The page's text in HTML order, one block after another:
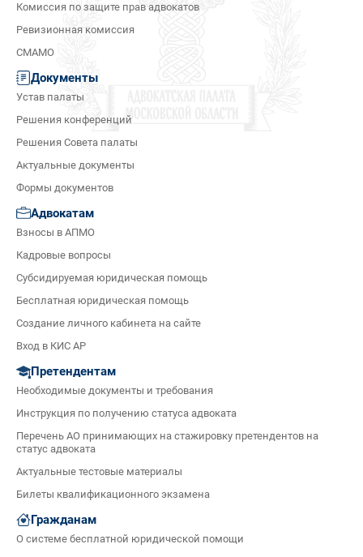
Комиссия по защите прав адвокатов
Ревизионная комиссия
СМАМО
Документы
Устав палаты
Решения конференций
Решения Совета палаты
Актуальные документы
Формы документов
Адвокатам
Взносы в АПМО
Кадровые вопросы
Субсидируемая юридическая помощь
Бесплатная юридическая помощь
Создание личного кабинета на сайте
Вход в КИС АР
Претендентам
Необходимые документы и требования
Инструкция по получению статуса адвоката
Перечень АО принимающих на стажировку претендентов на
статус адвоката
Актуальные тестовые материалы
Билеты квалификационного экзамена
Гражданам
О системе бесплатной юридической помощи